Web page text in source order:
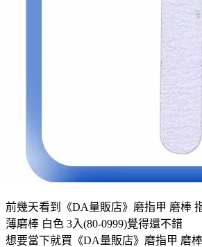
前幾天看到《DA量販店》磨指甲 磨棒
薄磨棒 白色 3入(80-0999)覺得還不錯
想要當下就買《DA量販店》磨指甲 磨